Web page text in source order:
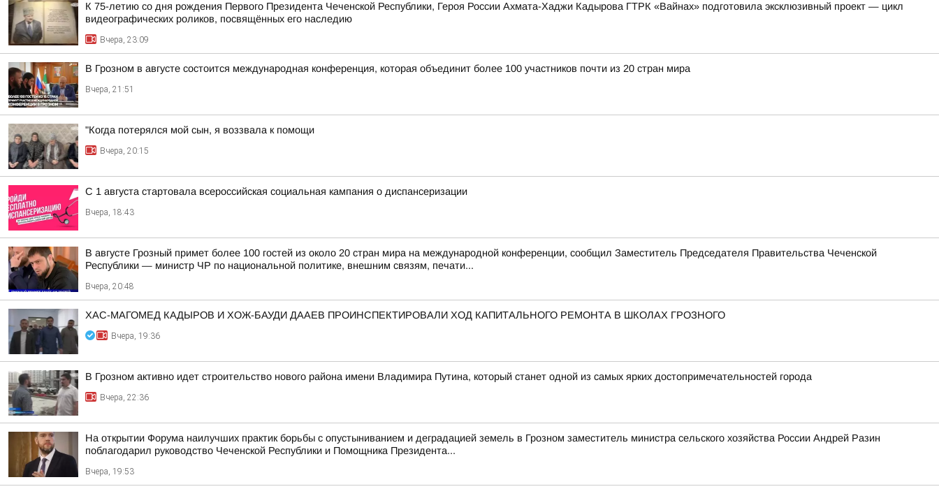
К 75-летию со дня рождения Первого Президента Чеченской Республики, Героя России Ахмата-Хаджи Кадырова ГТРК «Вайнах» подготовила эксклюзивный проект — цикл
видеографических роликов, посвящённых его наследию
Вчера, 23:09
В Грозном в августе состоится международная конференция, которая объединит более 100 участников почти из 20 стран мира
Вчера, 21:51
"Когда потерялся мой сын, я воззвала к помощи
Вчера, 20:15
С 1 августа стартовала всероссийская социальная кампания о диспансеризации
Вчера, 18:43
В августе Грозный примет более 100 гостей из около 20 стран мира на международной конференции, сообщил Заместитель Председателя Правительства Чеченской
Республики — министр ЧР по национальной политике, внешним связям, печати...
Вчера, 20:48
ХАС-МАГОМЕД КАДЫРОВ И ХОЖ-БАУДИ ДААЕВ ПРОИНСПЕКТИРОВАЛИ ХОД КАПИТАЛЬНОГО РЕМОНТА В ШКОЛАХ ГРОЗНОГО
Вчера, 19:36
В Грозном активно идет строительство нового района имени Владимира Путина, который станет одной из самых ярких достопримечательностей города
Вчера, 22:36
На открытии Форума наилучших практик борьбы с опустыниванием и деградацией земель в Грозном заместитель министра сельского хозяйства России Андрей Разин
поблагодарил руководство Чеченской Республики и Помощника Президента...
Вчера, 19:53